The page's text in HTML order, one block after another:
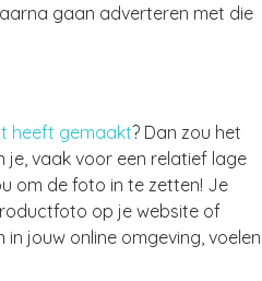
gaan adverteren met die
heeft gemaakt? Dan zou het
je, vaak voor een relatief lage
om de foto in te zetten! Je
op je website of
jouw online omgeving, voelen